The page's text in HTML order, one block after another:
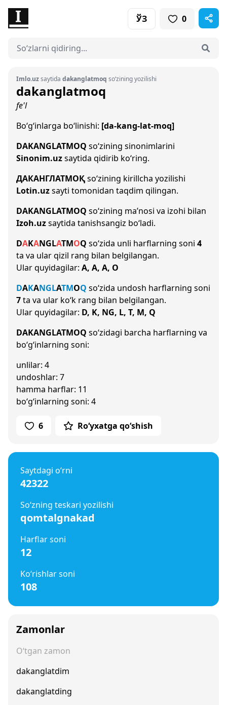
ЎЗ 0
Imlo.uzsaytida dakanglatmoq so‘zining yozilishi
dakanglatmoq
fe'l
Bo‘g‘inlarga bo‘linishi: [da-kang-lat-moq]
DAKANGLATMOQ so‘zining sinonimlarini
Sinonim.uzsaytida qidirib ko‘ring.
ДАКАНГЛАТМОҚso‘zining kirillcha yozilishi
Lotin.uzsayti tomonidan taqdim qilingan.
DAKANGLATMOQ so‘zining ma’nosi va izohi bilan
Izoh.uzsaytida tanishsangiz bo‘ladi.
DAKANGLATMOQ so‘zida unli harflarning soni 4
ta va ular qizil rang bilan belgilangan.
Ular quyidagilar: A, A, A, O
DAKANGLATMOQ so‘zida undosh harflarning soni
7ta va ular ko‘k rang bilan belgilangan.
Ular quyidagilar: D, K, NG, L, T, M, Q
DAKANGLATMOQ so‘zidagi barcha harflarning va
bo‘g‘inlarning soni:
unlilar: 4
undoshlar: 7
hamma harflar: 11
bo‘g‘inlarning soni: 4
6 Ro‘yxatga qo‘shish
Saytdagi o‘rni
42322
So‘zning teskari yozilishi
qomtalgnakad
Harflar soni
12
Ko‘rishlar soni
108
Zamonlar
O‘tgan zamon
dakanglatdim
dakanglatding